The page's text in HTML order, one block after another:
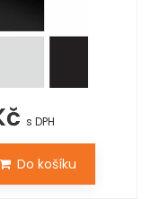
s DPH
Do košíku